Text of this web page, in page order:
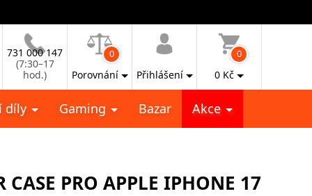
731 000 147
(7:30–17
hod.)
0
Porovnání Přihlášení
0
0 Kč
díly Gaming Bazar Akce
CASE PRO APPLE IPHONE 17